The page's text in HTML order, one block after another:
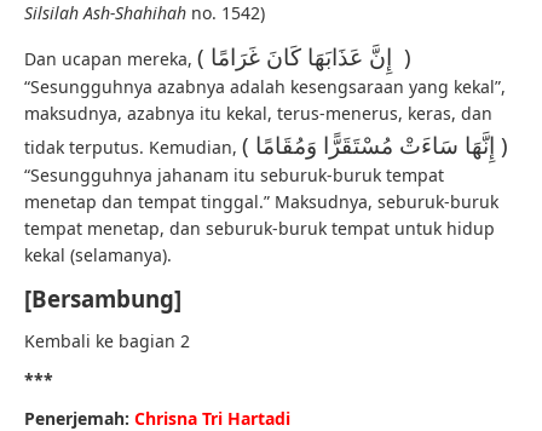
Silsilah Ash-Shahihah no. 1542)
Dan ucapan mereka,
( إِنَّ عَذَابَهَا كَانَ غَرَامًا )
“Sesungguhnya azabnya adalah kesengsaraan yang kekal”,
maksudnya, azabnya itu kekal, terus-menerus, keras, dan
tidak terputus. Kemudian,
( إِنَّهَا سَاءَتْ مُسْتَقَرًّا وَمُقَامًا )
“Sesungguhnya jahanam itu seburuk-buruk tempat
menetap dan tempat tinggal.” Maksudnya, seburuk-buruk
tempat menetap, dan seburuk-buruk tempat untuk hidup
kekal (selamanya).
[Bersambung]
Kembali ke bagian 2
***
Penerjemah: Chrisna Tri Hartadi